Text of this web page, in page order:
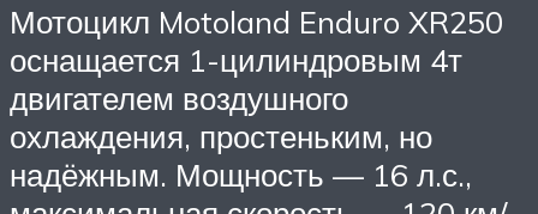
Мотоцикл Motoland Enduro XR250
оснащается 1-цилиндровым 4т
двигателем воздушного
охлаждения, простеньким, но
надёжным. Мощность — 16 л.с.,